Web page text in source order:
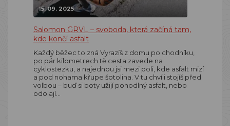
15. 09. 2025
Salomon GRVL – svoboda, která začíná tam,
kde končí asfalt
Každý běžec to zná Vyrazíš z domu po chodníku,
po pár kilometrech tě cesta zavede na
cyklostezku, a najednou jsi mezi poli, kde asfalt mizí
a pod nohama křupe šotolina. V tu chvíli stojíš před
volbou – buď si boty užijí pohodlný asfalt, nebo
odolají…